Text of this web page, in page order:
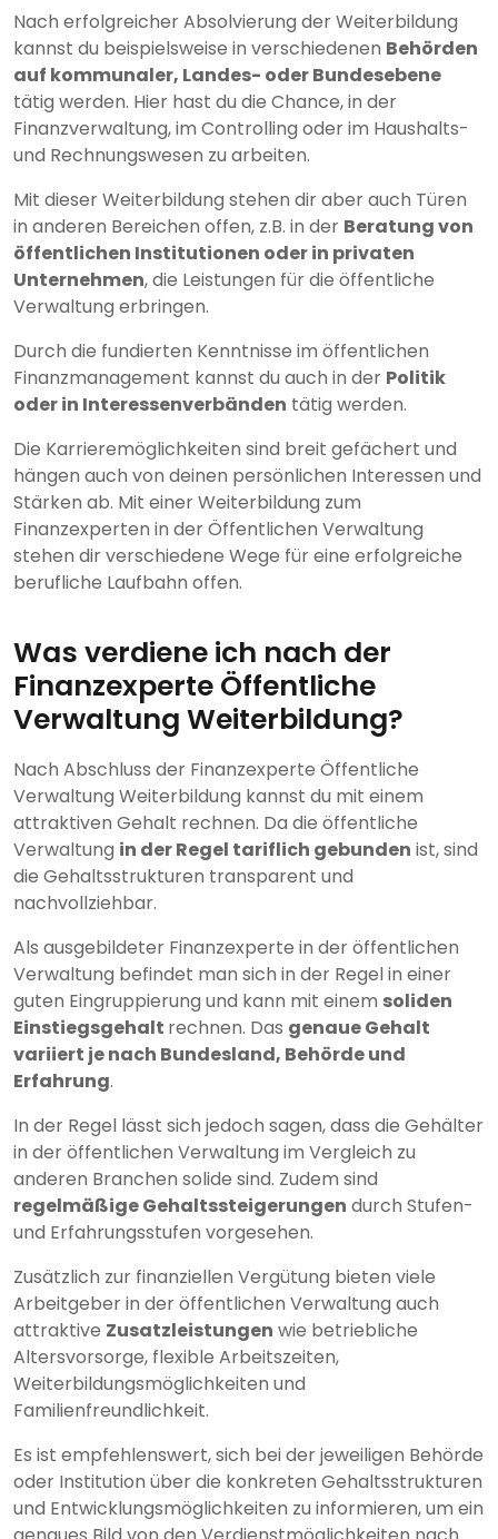
Nach erfolgreicher Absolvierung der Weiterbildung
kannst du beispielsweise in verschiedenen Behörden
auf kommunaler, Landes- oder Bundesebene
tätig werden. Hier hast du die Chance, in der
Finanzverwaltung, im Controlling oder im Haushalts-
und Rechnungswesen zu arbeiten.
Mit dieser Weiterbildung stehen dir aber auch Türen
in anderen Bereichen offen, z.B. in der Beratung von
öffentlichen Institutionen oder in privaten
Unternehmen, die Leistungen für die öffentliche
Verwaltung erbringen.
Durch die fundierten Kenntnisse im öffentlichen
Finanzmanagement kannst du auch in der Politik
oder in Interessenverbänden tätig werden.
Die Karrieremöglichkeiten sind breit gefächert und
hängen auch von deinen persönlichen Interessen und
Stärken ab. Mit einer Weiterbildung zum
Finanzexperten in der Öffentlichen Verwaltung
stehen dir verschiedene Wege für eine erfolgreiche
berufliche Laufbahn offen.
Was verdiene ich nach der
Finanzexperte Öffentliche
Verwaltung Weiterbildung?
Nach Abschluss der Finanzexperte Öffentliche
Verwaltung Weiterbildung kannst du mit einem
attraktiven Gehalt rechnen. Da die öffentliche
Verwaltung in der Regel tariflich gebunden ist, sind
die Gehaltsstrukturen transparent und
nachvollziehbar.
Als ausgebildeter Finanzexperte in der öffentlichen
Verwaltung befindet man sich in der Regel in einer
guten Eingruppierung und kann mit einem soliden
Einstiegsgehalt rechnen. Das genaue Gehalt
variiert je nach Bundesland, Behörde und
Erfahrung.
In der Regel lässt sich jedoch sagen, dass die Gehälter
in der öffentlichen Verwaltung im Vergleich zu
anderen Branchen solide sind. Zudem sind
regelmäßige Gehaltssteigerungen durch Stufen-
und Erfahrungsstufen vorgesehen.
Zusätzlich zur finanziellen Vergütung bieten viele
Arbeitgeber in der öffentlichen Verwaltung auch
attraktive Zusatzleistungen wie betriebliche
Altersvorsorge, flexible Arbeitszeiten,
Weiterbildungsmöglichkeiten und
Familienfreundlichkeit.
Es ist empfehlenswert, sich bei der jeweiligen Behörde
oder Institution über die konkreten Gehaltsstrukturen
und Entwicklungsmöglichkeiten zu informieren, um ein